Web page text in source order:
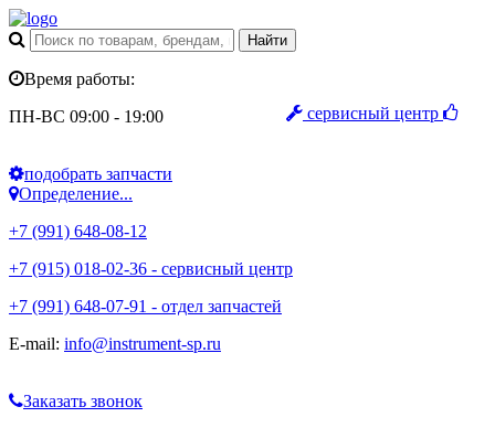
сервисный центр
Время работы:
ПН-ВС 09:00 - 19:00
подобрать запчасти
Определение...
+7 (991) 648-08-12
+7 (915) 018-02-36 - сервисный центр
+7 (991) 648-07-91 - отдел запчастей
E-mail: info@instrument-sp.ru
Заказать звонок